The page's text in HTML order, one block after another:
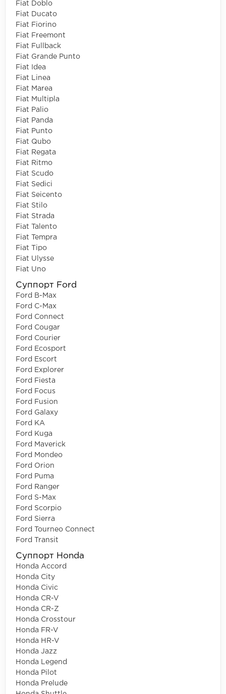
Fiat Doblo
Fiat Ducato
Fiat Fiorino
Fiat Freemont
Fiat Fullback
Fiat Grande Punto
Fiat Idea
Fiat Linea
Fiat Marea
Fiat Multipla
Fiat Palio
Fiat Panda
Fiat Punto
Fiat Qubo
Fiat Regata
Fiat Ritmo
Fiat Scudo
Fiat Sedici
Fiat Seicento
Fiat Stilo
Fiat Strada
Fiat Talento
Fiat Tempra
Fiat Tipo
Fiat Ulysse
Fiat Uno
Суппорт Ford
Ford B-Max
Ford C-Max
Ford Connect
Ford Cougar
Ford Courier
Ford Ecosport
Ford Escort
Ford Explorer
Ford Fiesta
Ford Focus
Ford Fusion
Ford Galaxy
Ford KA
Ford Kuga
Ford Maverick
Ford Mondeo
Ford Orion
Ford Puma
Ford Ranger
Ford S-Max
Ford Scorpio
Ford Sierra
Ford Tourneo Connect
Ford Transit
Суппорт Honda
Honda Accord
Honda City
Honda Civic
Honda CR-V
Honda CR-Z
Honda Crosstour
Honda FR-V
Honda HR-V
Honda Jazz
Honda Legend
Honda Pilot
Honda Prelude